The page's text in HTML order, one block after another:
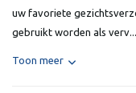
uw favoriete
gebruikt worden als verv...
Toon meer